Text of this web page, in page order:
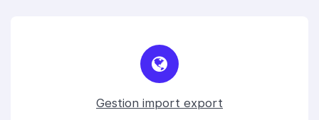
Gestion import export